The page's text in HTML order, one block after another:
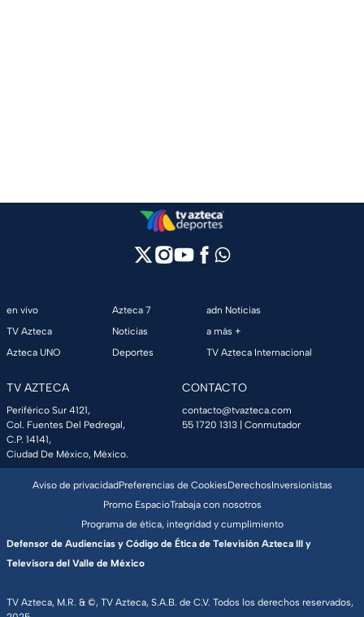
en vivo
TV Azteca
Azteca UNO
Azteca 7
Noticias
Deportes
adn Noticias
a más +
TV Azteca Internacional
TV AZTECA
Periférico Sur 4121,
Col. Fuentes Del Pedregal,
C.P. 14141,
Ciudad De México, México.
CONTACTO
contacto@tvazteca.com
55 1720 1313 | Conmutador
TV Azteca, M.R. & ©, TV Azteca, S.A.B. de C.V. Todos los derechos reservados,
Aviso de privacidadPreferencias de CookiesDerechosInversionistas
Promo EspacioTrabaja con nosotros
Programa de ética, integridad y cumplimiento
Defensor de Audiencias y Código de Ética de Televisión Azteca III y
Televisora del Valle de México